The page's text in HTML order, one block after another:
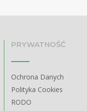
PRYWATNOŚĆ
Ochrona Danych
Polityka Cookies
RODO